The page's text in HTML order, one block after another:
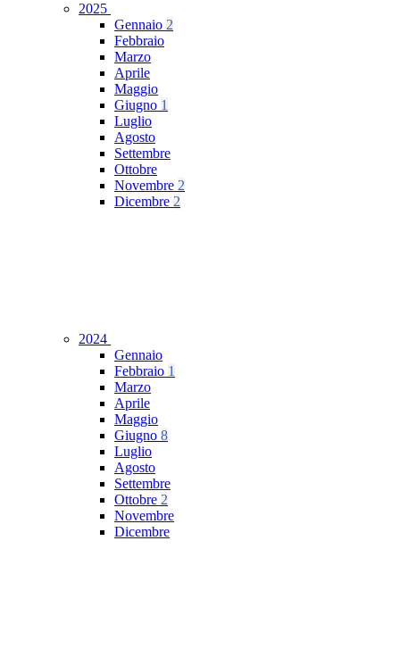
2025
Gennaio 2
Febbraio
Marzo
Aprile
Maggio
Giugno 1
Luglio
Agosto
Settembre
Ottobre
Novembre 2
Dicembre 2
2024
Gennaio
Febbraio 1
Marzo
Aprile
Maggio
Giugno 8
Luglio
Agosto
Settembre
Ottobre 2
Novembre
Dicembre